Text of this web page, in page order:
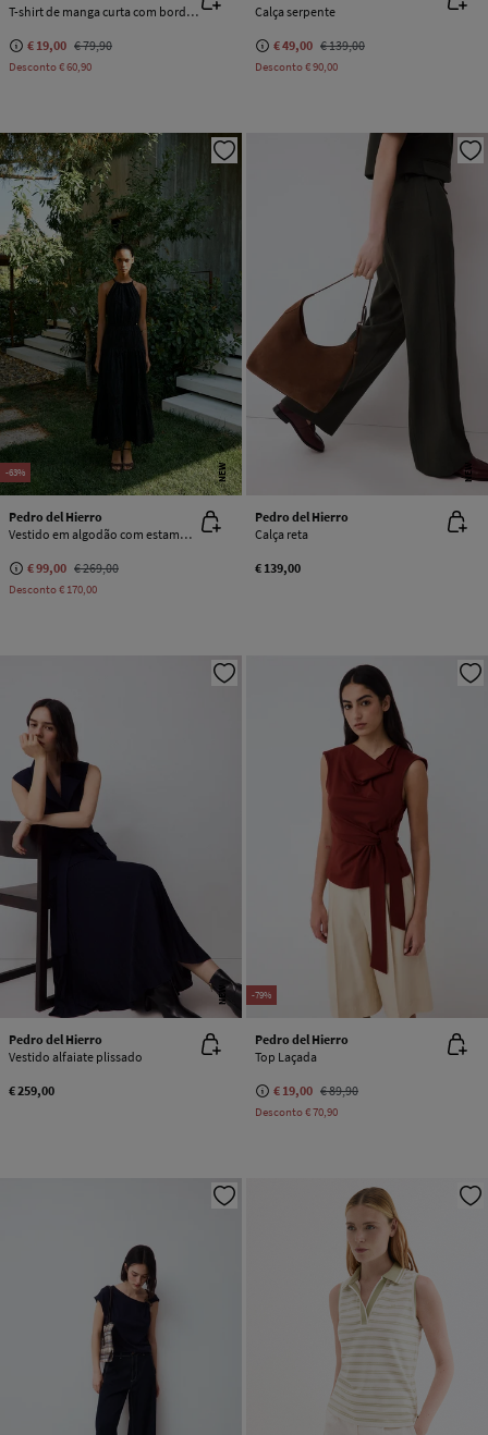
T-shirt de manga curta com bordado
€ 19,00 € 79,90
Desconto€ 60,90
Calça serpente
€ 49,00 € 139,00
Desconto€ 90,00
-63% NEW
Pedro del Hierro
Vestido em algodão com estampado de flores e gola halter
€ 99,00 € 269,00
Desconto€ 170,00
NEW
Pedro del Hierro
Calça reta
€ 139,00
NEW
Pedro del Hierro
Vestido alfaiate plissado
€ 259,00
-79%
Pedro del Hierro
Top Laçada
€ 19,00 € 89,90
Desconto€ 70,90